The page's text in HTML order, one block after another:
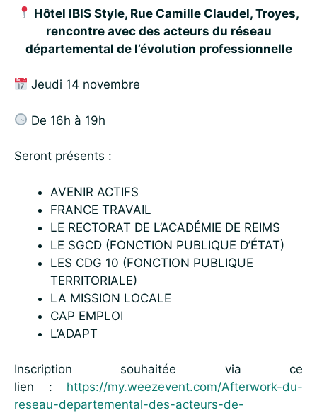
Hôtel IBIS Style, Rue Camille Claudel, Troyes,
rencontre avec des acteurs du réseau
départemental de l’évolution professionnelle
Jeudi 14 novembre
De 16h à 19h
Seront présents :
AVENIR ACTIFS
FRANCE TRAVAIL
LE RECTORAT DE L’ACADÉMIE DE REIMS
LE SGCD (FONCTION PUBLIQUE D’ÉTAT)
LES CDG 10 (FONCTION PUBLIQUE
TERRITORIALE)
LA MISSION LOCALE
CAP EMPLOI
L’ADAPT
Inscription souhaitée via ce
lien : https://my.weezevent.com/Afterwork-du-
reseau-departemental-des-acteurs-de-